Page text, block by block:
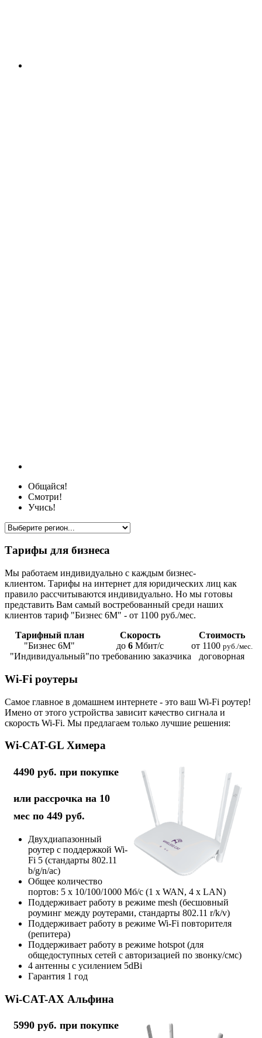
Общайся!
Смотри!
Учись!
Тарифы для бизнеса
Мы работаем индивидуально с каждым бизнес-
клиентом. Тарифы на интернет для юридических лиц как
правило рассчитываются индивидуально. Но мы готовы
представить Вам самый востребованный среди наших
клиентов тариф "Бизнес 6М" - от 1100 руб./мес.
Тарифный план
Скорость
Стоимость
"Бизнес 6М"
до 6 Мбит/с от 1100 руб./мес.
"Индивидуальный"по требованию заказчика договорная
Wi-Fi роутеры
Самое главное в домашнем интернете - это ваш Wi-Fi роутер!
Имено от этого устройства зависит качество сигнала и
скорость Wi-Fi. Мы предлагаем только лучшие решения:
Wi-CAT-GL Химера
4490 руб. при покупке
или рассрочка на 10
мес по 449 руб.
Двухдиапазонный
роутер с поддержкой Wi-
Fi 5 (стандарты 802.11
b/g/n/ac)
Общее количество
портов: 5 х 10/100/1000 Мб/с (1 x WAN, 4 x LAN)
Поддерживает работу в режиме mesh (бесшовный
роуминг между роутерами, стандарты 802.11 r/k/v)
Поддерживает работу в режиме Wi-Fi повторителя
(репитера)
Поддерживает работу в режиме hotspot (для
общедоступных сетей с авторизацией по звонку/смс)
4 антенны с усилением 5dBi
Гарантия 1 год
Wi-CAT-AX Альфина
5990 руб. при покупке